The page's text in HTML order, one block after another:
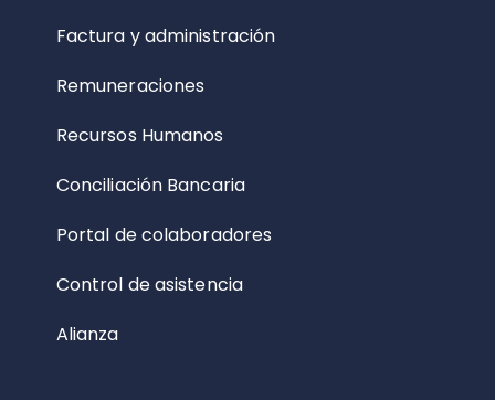
Factura y administración
Remuneraciones
Recursos Humanos
Conciliación Bancaria
Portal de colaboradores
Control de asistencia
Alianza